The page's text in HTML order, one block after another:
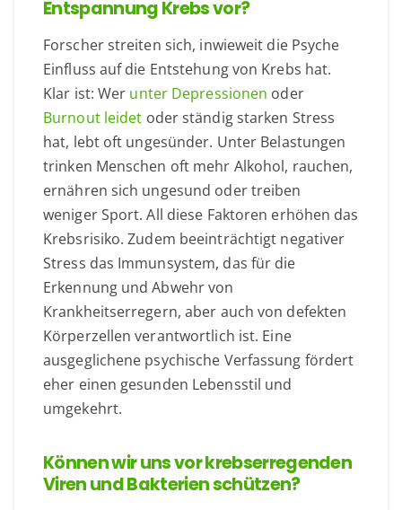
Entspannung Krebs vor?
Forscher streiten sich, inwieweit die Psyche
Einfluss auf die Entstehung von Krebs hat.
Klar ist: Wer unter Depressionen oder
Burnout leidet oder ständig starken Stress
hat, lebt oft ungesünder. Unter Belastungen
trinken Menschen oft mehr Alkohol, rauchen,
ernähren sich ungesund oder treiben
weniger Sport. All diese Faktoren erhöhen das
Krebsrisiko. Zudem beeinträchtigt negativer
Stress das Immunsystem, das für die
Erkennung und Abwehr von
Krankheitserregern, aber auch von defekten
Körperzellen verantwortlich ist. Eine
ausgeglichene psychische Verfassung fördert
eher einen gesunden Lebensstil und
umgekehrt.
Können wir uns vor krebserregenden
Viren und Bakterien schützen?